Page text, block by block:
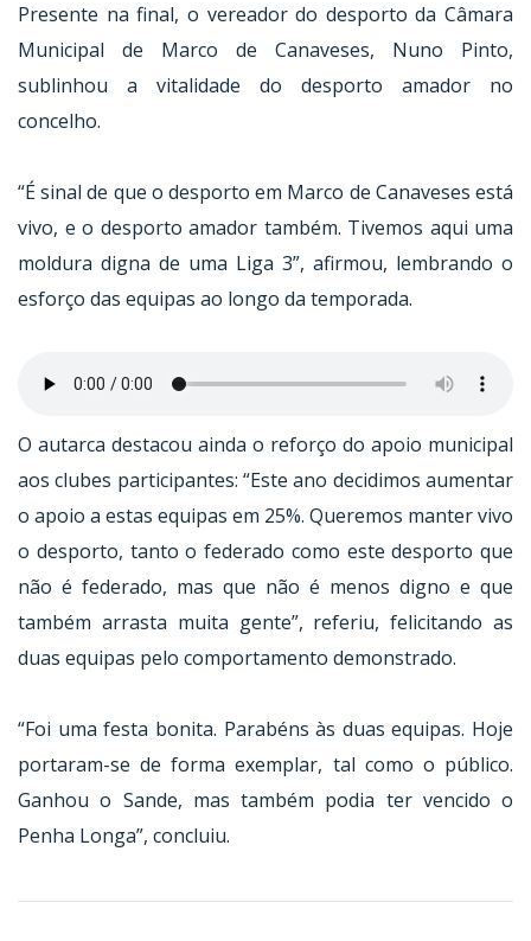
Presente na final, o vereador do desporto da Câmara
Municipal de Marco de Canaveses, Nuno Pinto,
sublinhou a vitalidade do desporto amador no
concelho.
“É sinal de que o desporto em Marco de Canaveses está
vivo, e o desporto amador também. Tivemos aqui uma
moldura digna de uma Liga 3”, afirmou, lembrando o
esforço das equipas ao longo da temporada.
O autarca destacou ainda o reforço do apoio municipal
aos clubes participantes: “Este ano decidimos aumentar
o apoio a estas equipas em 25%. Queremos manter vivo
o desporto, tanto o federado como este desporto que
não é federado, mas que não é menos digno e que
também arrasta muita gente”, referiu, felicitando as
duas equipas pelo comportamento demonstrado.
“Foi uma festa bonita. Parabéns às duas equipas. Hoje
portaram-se de forma exemplar, tal como o público.
Ganhou o Sande, mas também podia ter vencido o
Penha Longa”, concluiu.